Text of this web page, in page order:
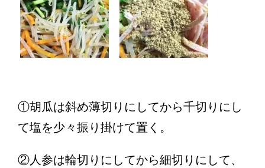
①胡瓜は斜め薄切りにしてから千切りにし
て塩を少々振り掛けて置く。
②人参は輪切りにしてから細切りにして、